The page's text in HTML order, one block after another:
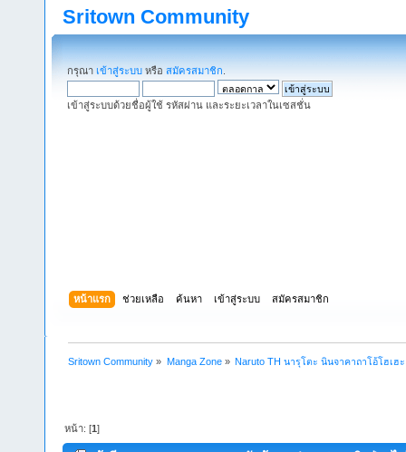
Sritown Community
กรุณา เข้าสู่ระบบ หรือ สมัครสมาชิก
เข้าสู่ระบบด้วยชื่อผู้ใช้ รหัสผ่าน และระยะเวลาในเซสชั่น
หน้าแรก ช่วยเหลือ ค้นหา เข้าสู่ระบบ สมัครสมาชิก
Sritown Community » Manga Zone» Naruto TH นารุโตะ นินจาคาถาโอ้โฮเฮ
หน้า: [1]